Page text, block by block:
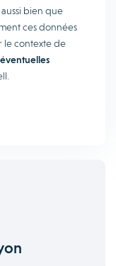
aussi bien que
ces données
le contexte de